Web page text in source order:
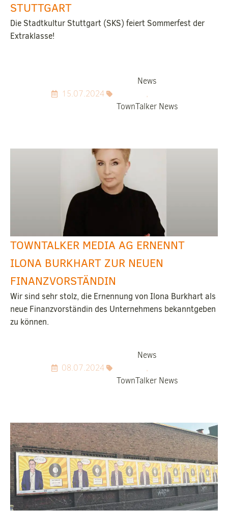
STUTTGART
Die Stadtkultur Stuttgart (SKS) feiert Sommerfest der
Extraklasse!
15.07.2024
News
,
TownTalker News
TOWNTALKER MEDIA AG ERNENNT
ILONA BURKHART ZUR NEUEN
FINANZVORSTÄNDIN
Wir sind sehr stolz, die Ernennung von Ilona Burkhart als
neue Finanzvorständin des Unternehmens bekanntgeben
zu können.
08.07.2024
News
,
TownTalker News